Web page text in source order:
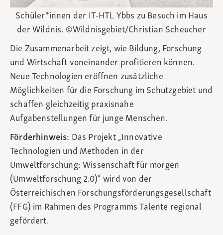
Schüler*innen der IT-HTL Ybbs zu Besuch im Haus
der Wildnis. ©Wildnisgebiet/Christian Scheucher
Die Zusammenarbeit zeigt, wie Bildung, Forschung
und Wirtschaft voneinander profitieren können.
Neue Technologien eröffnen zusätzliche
Möglichkeiten für die Forschung im Schutzgebiet und
schaffen gleichzeitig praxisnahe
Aufgabenstellungen für junge Menschen.
Förderhinweis: Das Projekt „Innovative
Technologien und Methoden in der
Umweltforschung: Wissenschaft für morgen
(Umweltforschung 2.0)“ wird von der
Österreichischen Forschungsförderungsgesellschaft
(FFG) im Rahmen des Programms Talente regional
gefördert.